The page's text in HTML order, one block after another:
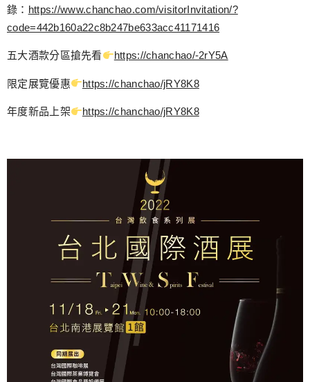
錄： https://www.chanchao.com/visitorInvitation/?
code=442b160a22c8b247be633acc41171416
五大酒款分區搶先看 https://chanchao/-2rY5A
限定展覽優惠 https://chanchao/jRY8K8
年度新品上架 https://chanchao/jRY8K8